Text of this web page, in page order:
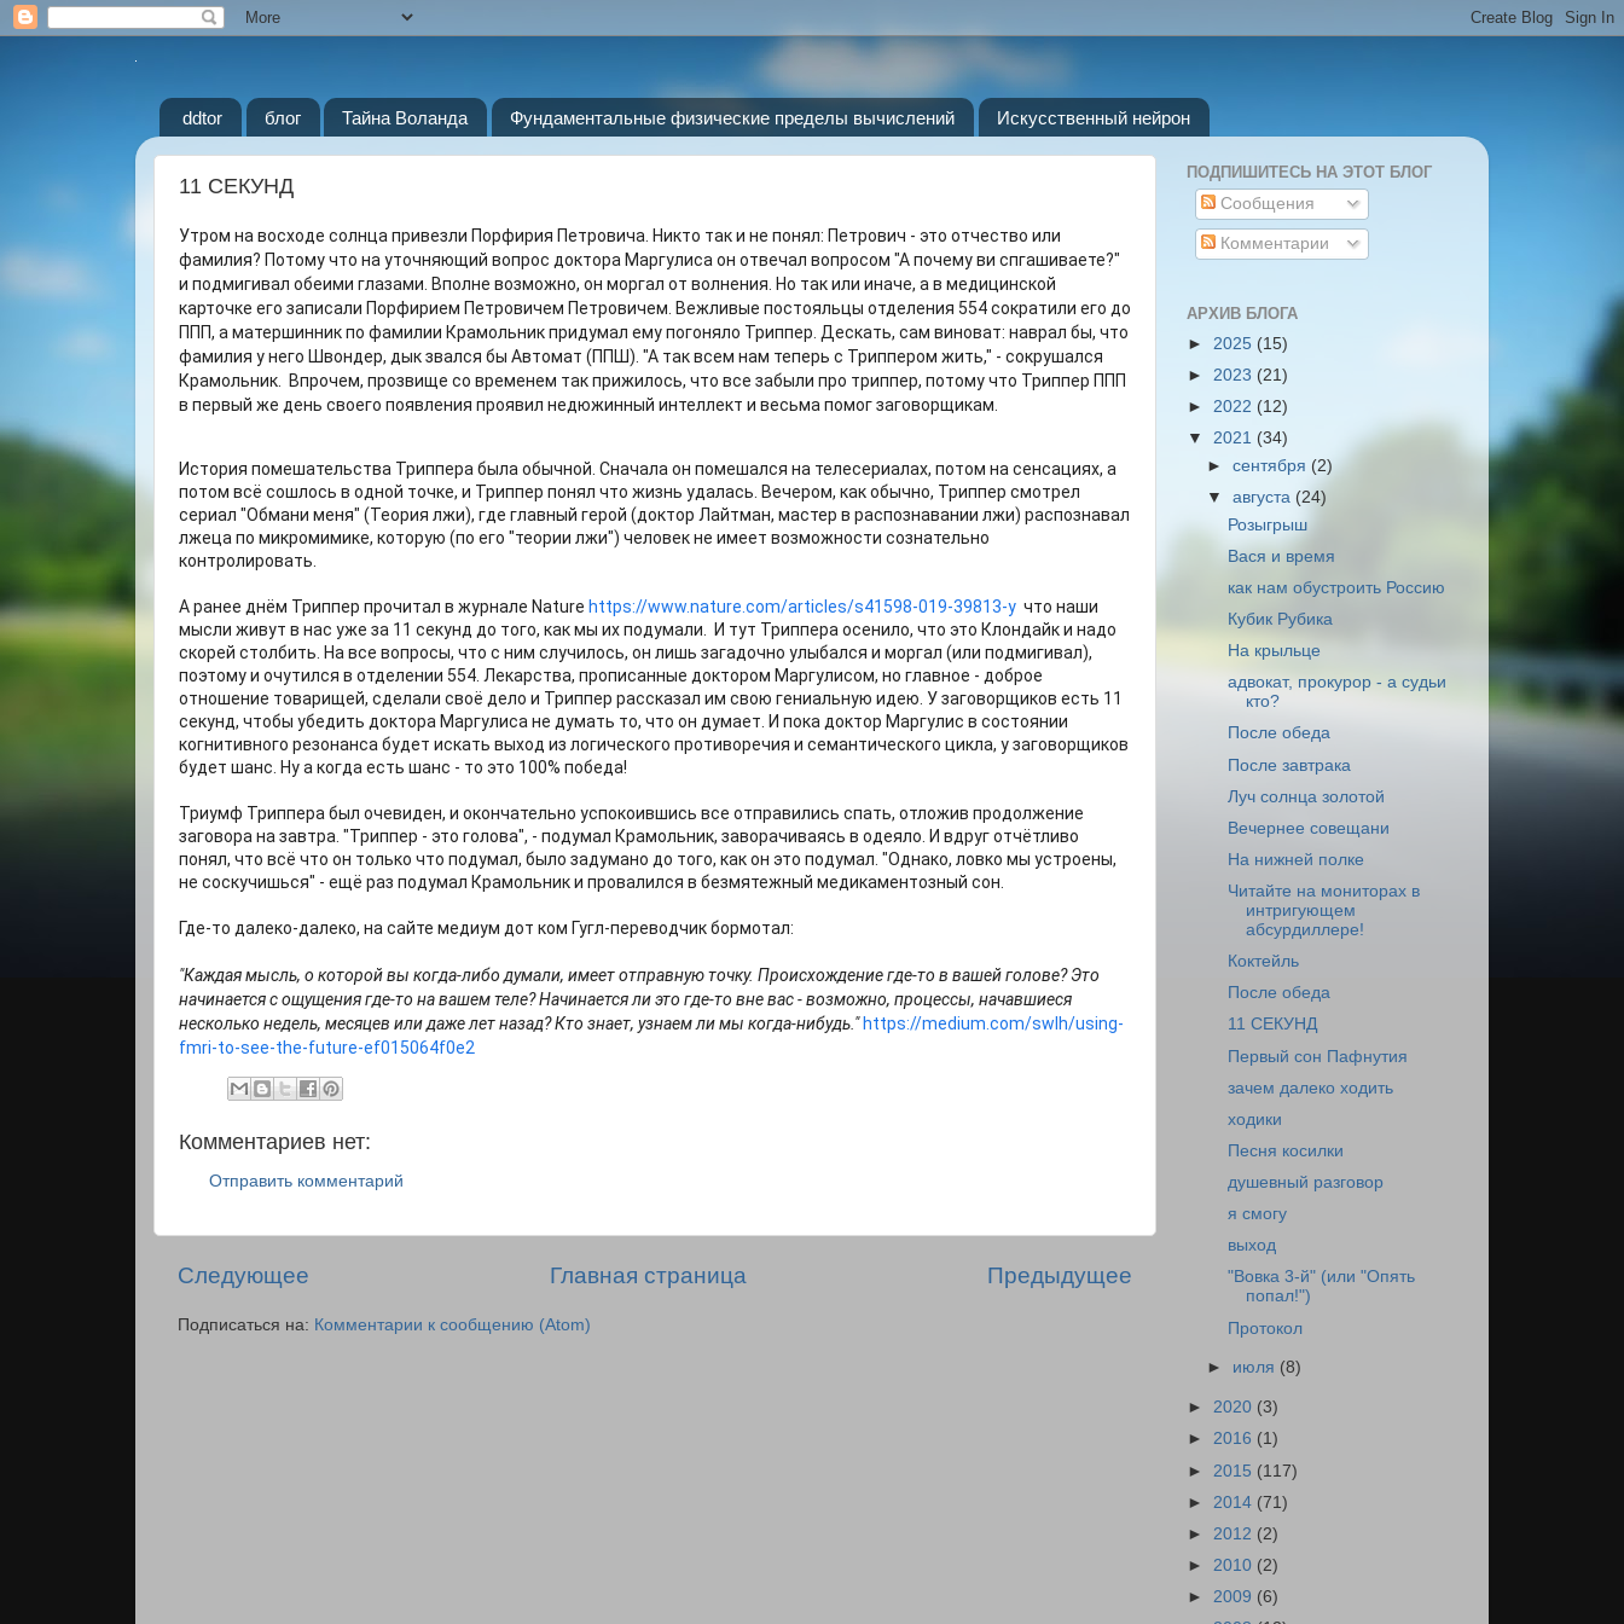
ddtor блог Тайна Воланда Фундаментальные физические пределы вычислений Искусственный нейрон
11 СЕКУНД
Утром на восходе солнца привезли Порфирия Петровича. Никто так и не понял: Петрович - это отчество или
фамилия? Потому что на уточняющий вопрос доктора Маргулиса он отвечал вопросом "А почему ви спгашиваете?"
и подмигивал обеими глазами. Вполне возможно, он моргал от волнения. Но так или иначе, а в медицинской
карточке его записали Порфирием Петровичем Петровичем. Вежливые постояльцы отделения 554 сократили его до
ППП, а матершинник по фамилии Крамольник придумал ему погоняло Триппер. Дескать, сам виноват: наврал бы, что
фамилия у него Швондер, дык звался бы Автомат (ППШ). "А так всем нам теперь с Триппером жить," - сокрушался
Крамольник. Впрочем, прозвище со временем так прижилось, что все забыли про триппер, потому что Триппер ППП
в первый же день своего появления проявил недюжинный интеллект и весьма помог заговорщикам.
История помешательства Триппера была обычной. Сначала он помешался на телесериалах, потом на сенсациях, а
потом всё сошлось в одной точке, и Триппер понял что жизнь удалась. Вечером, как обычно, Триппер смотрел
сериал "Обмани меня" (Теория лжи), где главный герой (доктор Лайтман, мастер в распознавании лжи) распознавал
лжеца по микромимике, которую (по его "теории лжи") человек не имеет возможности сознательно
контролировать.
А ранее днём Триппер прочитал в журнале Nature https://www.nature.com/articles/s41598-019-39813-y что наши
мысли живут в нас уже за 11 секунд до того, как мы их подумали. И тут Триппера осенило, что это Клондайк и надо
скорей столбить. На все вопросы, что с ним случилось, он лишь загадочно улыбался и моргал (или подмигивал),
поэтому и очутился в отделении 554. Лекарства, прописанные доктором Маргулисом, но главное - доброе
отношение товарищей, сделали своё дело и Триппер рассказал им свою гениальную идею. У заговорщиков есть 11
секунд, чтобы убедить доктора Маргулиса не думать то, что он думает. И пока доктор Маргулис в состоянии
когнитивного резонанса будет искать выход из логического противоречия и семантического цикла, у заговорщиков
будет шанс. Ну а когда есть шанс - то это 100% победа!
Триумф Триппера был очевиден, и окончательно успокоившись все отправились спать, отложив продолжение
заговора на завтра. "Триппер - это голова", - подумал Крамольник, заворачиваясь в одеяло. И вдруг отчётливо
понял, что всё что он только что подумал, было задумано до того, как он это подумал. "Однако, ловко мы устроены,
не соскучишься" - ещё раз подумал Крамольник и провалился в безмятежный медикаментозный сон.
Где-то далеко-далеко, на сайте медиум дот ком Гугл-переводчик бормотал:
"Каждая мысль, о которой вы когда-либо думали, имеет отправную точку. Происхождение где-то в вашей голове? Это
начинается с ощущения где-то на вашем теле? Начинается ли это где-то вне вас - возможно, процессы, начавшиеся
несколько недель, месяцев или даже лет назад? Кто знает, узнаем ли мы когда-нибудь." https://medium.com/swlh/using-
fmri-to-see-the-future-ef015064f0e2
Комментариев нет:
Отправить комментарий
Следующее Предыдущее
Главная страница
Подписаться на: Комментарии к сообщению (Atom)
ПОДПИШИТЕСЬ НА ЭТОТ БЛОГ
Сообщения
Комментарии
АРХИВ БЛОГА
► 2025 (15)
► 2023 (21)
► 2022 (12)
▼ 2021 (34)
►сентября (2)
▼августа (24)
Розыгрыш
Вася и время
как нам обустроить Россию
Кубик Рубика
На крыльце
адвокат, прокурор - а судьи
кто?
После обеда
После завтрака
Луч солнца золотой
Вечернее совещани
На нижней полке
Читайте на мониторах в
интригующем
абсурдиллере!
Коктейль
После обеда
11 СЕКУНД
Первый сон Пафнутия
зачем далеко ходить
ходики
Песня косилки
душевный разговор
я смогу
выход
"Вовка 3-й" (или "Опять
попал!")
Протокол
► июля (8)
► 2020 (3)
► 2016 (1)
► 2015 (117)
► 2014 (71)
► 2012 (2)
► 2010 (2)
► 2009 (6)